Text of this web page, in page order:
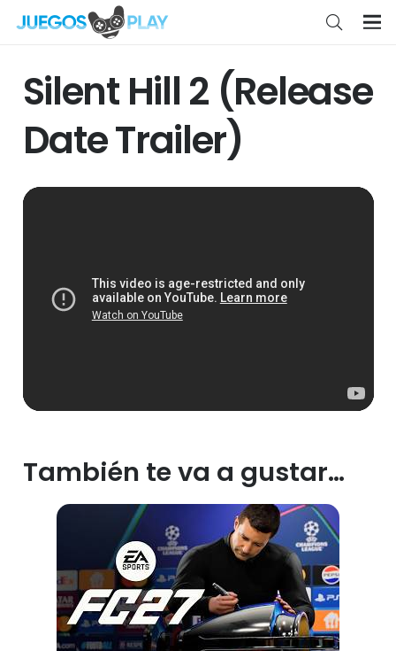
Silent Hill 2 (Release
Date Trailer)
También te va a gustar…